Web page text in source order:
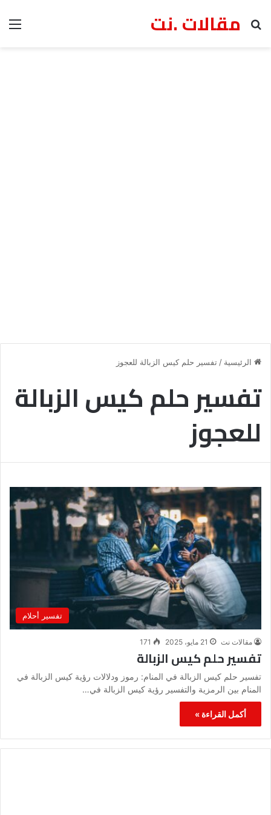
مقالات .نت
بحث عن
الرئيسية / تفسير حلم كيس الزبالة للعجوز
تفسير حلم كيس الزبالة
للعجوز
تفسير أحلام
مقالات نت 21 مايو، 2025 171
تفسير حلم كيس الزبالة
تفسير حلم كيس الزبالة في المنام: رموز ودلالات رؤية كيس الزبالة في
المنام بين الرمزية والتفسير رؤية كيس الزبالة في…
أكمل القراءة »